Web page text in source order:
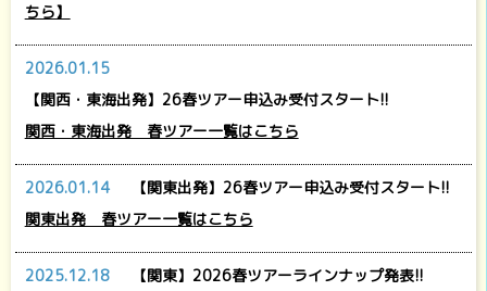
ちら】
2026.01.15
【関西・東海出発】26春ツアー申込み受付スタート!!
関西・東海出発 春ツアー一覧はこちら
2026.01.14
【関東出発】26春ツアー申込み受付スタート!!
関東出発 春ツアー一覧はこちら
2025.12.18
【関東】2026春ツアーラインナップ発表!!